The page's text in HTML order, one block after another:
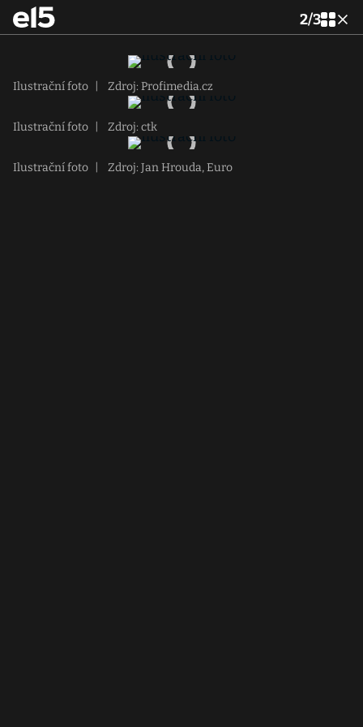
2/3
Ilustrační foto Zdroj: Profimedia.cz
Ilustrační foto Zdroj: ctk
Ilustrační foto Zdroj: Jan Hrouda, Euro